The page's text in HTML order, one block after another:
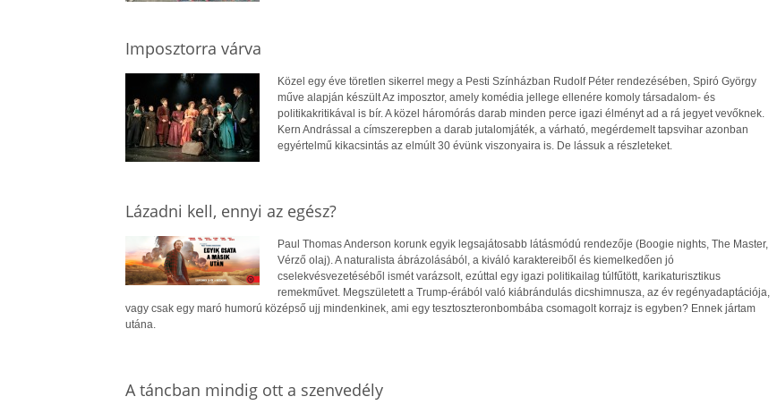
Imposztorra várva
Közel egy éve töretlen sikerrel megy a Pesti Színházban Rudolf Péter rendezésében, Spiró György
műve alapján készült Az imposztor, amely komédia jellege ellenére komoly társadalom- és
politikakritikával is bír. A közel háromórás darab minden perce igazi élményt ad a rá jegyet vevőknek.
Kern Andrással a címszerepben a darab jutalomjáték, a várható, megérdemelt tapsvihar azonban
egyértelmű kikacsintás az elmúlt 30 évünk viszonyaira is. De lássuk a részleteket.
Lázadni kell, ennyi az egész?
Paul Thomas Anderson korunk egyik legsajátosabb látásmódú rendezője (Boogie nights, The Master,
Vérző olaj). A naturalista ábrázolásából, a kiváló karaktereiből és kiemelkedően jó
cselekvésvezetéséből ismét varázsolt, ezúttal egy igazi politikailag túlfűtött, karikaturisztikus
remekművet. Megszületett a Trump-érából való kiábrándulás dicshimnusza, az év regényadaptációja,
vagy csak egy maró humorú középső ujj mindenkinek, ami egy tesztoszteronbombába csomagolt korrajz is egyben? Ennek jártam
utána.
A táncban mindig ott a szenvedély